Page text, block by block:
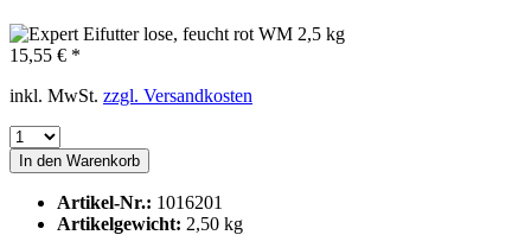
15,55 € *
inkl. MwSt. zzgl. Versandkosten
In den Warenkorb
Artikel-Nr.: 1016201
Artikelgewicht: 2,50 kg